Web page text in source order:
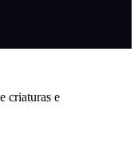
criaturas e